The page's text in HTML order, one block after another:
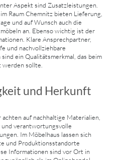
Aspekt sind Zusatzleistungen.
Raum Chemnitz bieten Lieferung,
und auf Wunsch auch die
an. Ebenso wichtig ist der
Klare Ansprechpartner,
und nachvollziehbare
ein Qualitätsmerkmal, das beim
sollte.
und Herkunft
auf nachhaltige Materialien,
verantwortungsvolle
Im Möbelhaus lassen sich
und Produktionsstandorte
Informationen sind vor Ort in